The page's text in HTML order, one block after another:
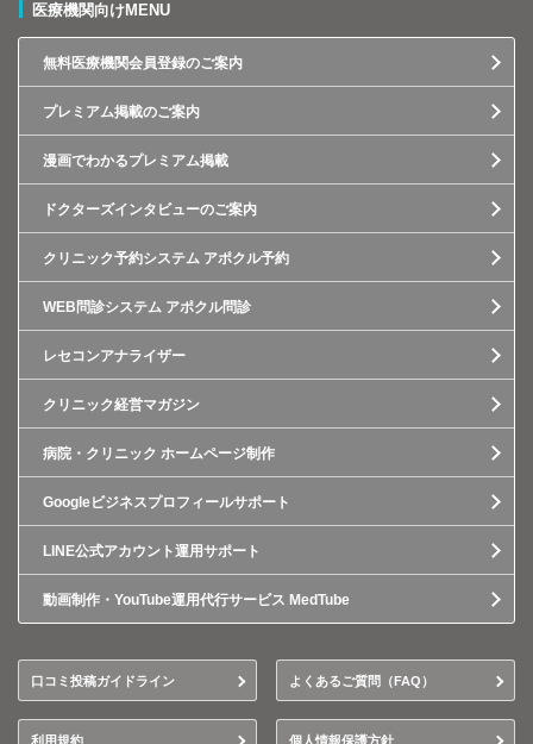
医療機関向けMENU
無料医療機関会員登録のご案内
プレミアム掲載のご案内
漫画でわかるプレミアム掲載
ドクターズインタビューのご案内
クリニック予約システム アポクル予約
WEB問診システム アポクル問診
レセコンアナライザー
クリニック経営マガジン
病院・クリニック ホームページ制作
Googleビジネスプロフィールサポート
LINE公式アカウント運用サポート
動画制作・YouTube運用代行サービス MedTube
口コミ投稿ガイドライン よくあるご質問（FAQ）
利用規約 個人情報保護方針